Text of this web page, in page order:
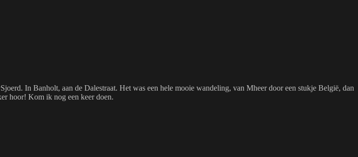
In Banholt, aan de Dalestraat. Het was een hele mooie wandeling, van Mheer door een stukje België, dan
hoor! Kom ik nog een keer doen.